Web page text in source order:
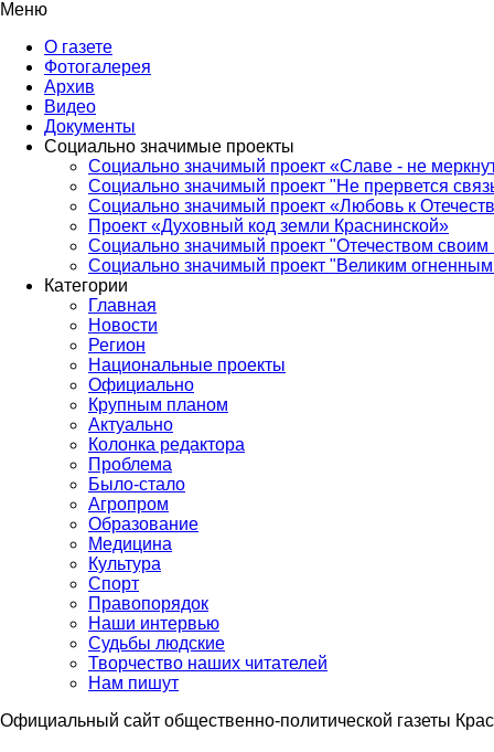
Меню
О газете
Фотогалерея
Архив
Видео
Документы
Социально значимые проекты
Социально значимый проект «Славе - не
Социально значимый проект "Не прервется
Социально значимый проект «Любовь к
Проект «Духовный код земли Краснинской»
Социально значимый проект "Отечеством своим
Социально значимый проект "Великим
Категории
Главная
Новости
Регион
Национальные проекты
Официально
Крупным планом
Актуально
Колонка редактора
Проблема
Было-стало
Агропром
Образование
Медицина
Культура
Спорт
Правопорядок
Наши интервью
Судьбы людские
Творчество наших читателей
Нам пишут
Официальный сайт общественно-политической газеты